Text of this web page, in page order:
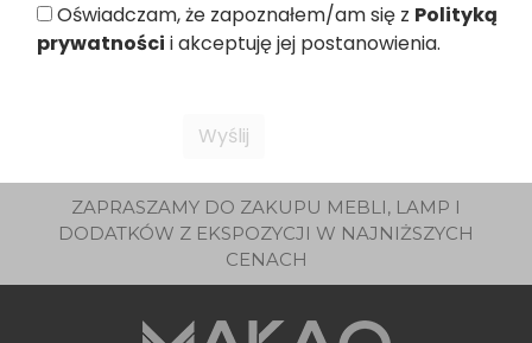
Oświadczam, że zapoznałem/am się z Polityką
prywatności i akceptuję jej postanowienia.
ZAPRASZAMY DO ZAKUPU MEBLI, LAMP I
DODATKÓW Z EKSPOZYCJI W NAJNIŻSZYCH
CENACH